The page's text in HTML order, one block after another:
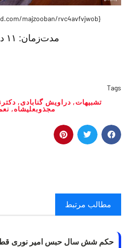
{https://soundcloud.com/majzooban/rvc4avfvjwob}
مدت‌زمان: ۱ ۱
Tags
تشبیهات, دراویش گنابادی,
مجذوبعلیشاه,
مطالب مرتبط
حکم شش سال حبس امیر نوری